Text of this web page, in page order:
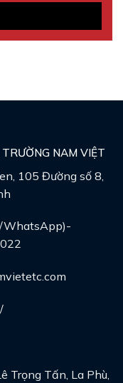
NAM VIỆT
105 Đường số 8,
WhatsApp)-
Trọng Tấn, La Phù,